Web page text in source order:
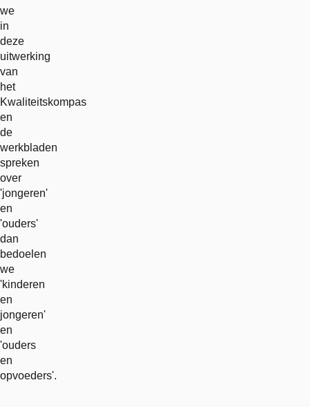
we
in
deze
uitwerking
van
het
Kwaliteitskompas
en
de
werkbladen
spreken
over
'jongeren'
en
'ouders'
dan
bedoelen
we
'kinderen
en
jongeren'
en
'ouders
en
opvoeders'.